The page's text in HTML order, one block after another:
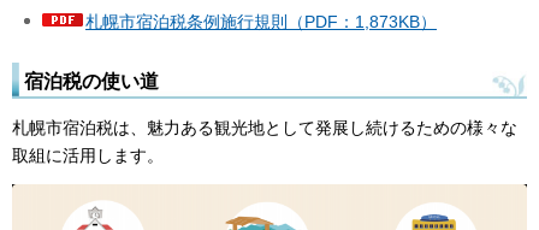
札幌市宿泊税条例施行規則（PDF：1,873KB）
宿泊税の使い道
札幌市宿泊税は、魅力ある観光地として発展し続けるための様々な
取組に活用します。